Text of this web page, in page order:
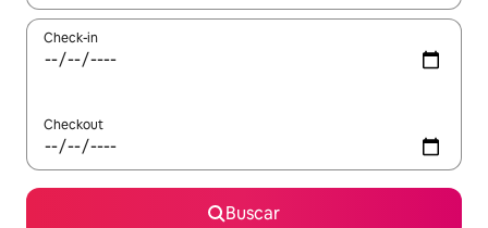
Check-in
Checkout
Buscar